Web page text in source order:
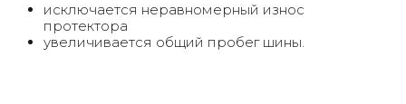
исключается неравномерный износ
протектора
увеличивается общий пробег шины.